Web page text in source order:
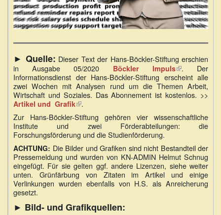
► Quelle: Dieser Text der Hans-Böckler-Stiftung erschien
in Ausgabe 05/2020 Böckler Impuls(Link
ist
extern)
. Der
Informationsdienst der Hans-Böckler-Stiftung erscheint alle
zwei Wochen mit Analysen rund um die Themen Arbeit,
Wirtschaft und Soziales. Das Abonnement ist kostenlos. >>
Artikel und Grafik(Link
ist
extern)
.
Zur Hans-Böckler-Stiftung gehören vier wissenschaftliche
Institute und zwei Förderabteilungen: die
Forschungsförderung und die Studienförderung.
ACHTUNG: Die Bilder und Grafiken sind nicht Bestandteil der
Pressemeldung und wurden von KN-ADMIN Helmut Schnug
eingefügt. Für sie gelten ggf. andere Lizenzen, siehe weiter
unten. Grünfärbung von Zitaten im Artikel und einige
Verlinkungen wurden ebenfalls von H.S. als Anreicherung
gesetzt.
► Bild- und Grafikquellen: